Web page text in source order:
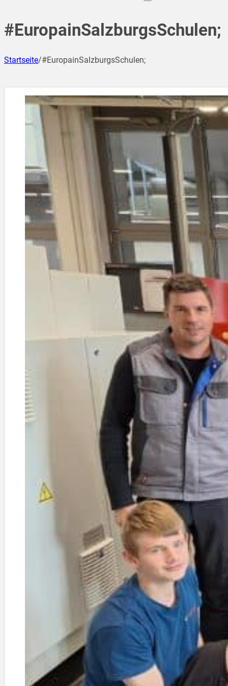
#EuropainSalzburgsSchulen;
Startseite/#EuropainSalzburgsSchulen;